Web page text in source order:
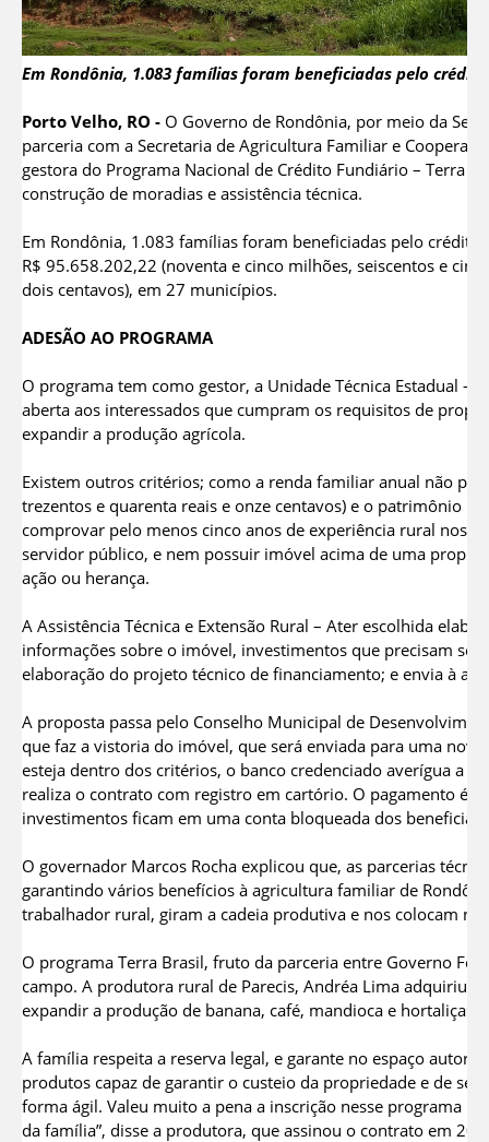
Em Rondônia, 1.083 famílias foram beneficiadas pelo
Porto Velho, RO - O Governo de Rondônia, por meio da
parceria com a Secretaria de Agricultura Familiar e
gestora do Programa Nacional de Crédito Fundiário – Terra
construção de moradias e assistência técnica.
Em Rondônia, 1.083 famílias foram beneficiadas pelo
R$ 95.658.202,22 (noventa e cinco milhões, seiscentos e
dois centavos), em 27 municípios.
ADESÃO AO PROGRAMA
O programa tem como gestor, a Unidade Técnica Estadual –
aberta aos interessados que cumpram os requisitos de
expandir a produção agrícola.
Existem outros critérios; como a renda familiar anual não
trezentos e quarenta reais e onze centavos) e o patrimônio
comprovar pelo menos cinco anos de experiência rural nos
servidor público, e nem possuir imóvel acima de uma
ação ou herança.
A Assistência Técnica e Extensão Rural – Ater escolhida
informações sobre o imóvel, investimentos que precisam ser
elaboração do projeto técnico de financiamento; e envia à
A proposta passa pelo Conselho Municipal de
que faz a vistoria do imóvel, que será enviada para uma
esteja dentro dos critérios, o banco credenciado averígua a
realiza o contrato com registro em cartório. O pagamento é
investimentos ficam em uma conta bloqueada dos
O governador Marcos Rocha explicou que, as parcerias
garantindo vários benefícios à agricultura familiar de
trabalhador rural, giram a cadeia produtiva e nos colocam
O programa Terra Brasil, fruto da parceria entre Governo
campo. A produtora rural de Parecis, Andréa Lima adquiriu
expandir a produção de banana, café, mandioca e hortaliças.
A família respeita a reserva legal, e garante no espaço
produtos capaz de garantir o custeio da propriedade e de
forma ágil. Valeu muito a pena a inscrição nesse programa
da família”, disse a produtora, que assinou o contrato em